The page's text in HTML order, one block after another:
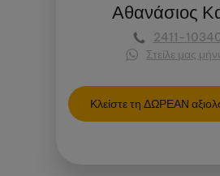
Αθανάσιος
2411-
Στείλε μας
Κλείστε τη ΔΩΡΕΑΝ